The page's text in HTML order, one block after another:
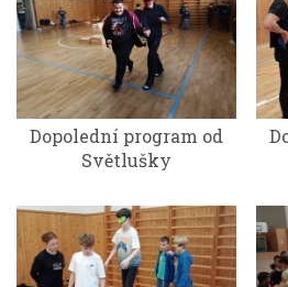
Dopolední program od
Světlušky